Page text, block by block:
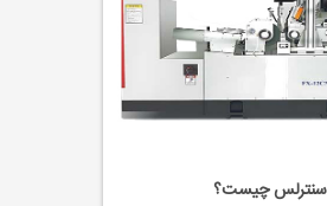
دستگاه سنگ سنترلس چیست؟